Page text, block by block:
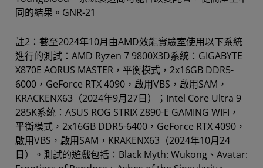
同的結果。GNR-21
註2：截至2024年10月由AMD效能實驗室使用以下系統
進行的測試：AMD Ryzen 7 9800X3D系統：GIGABYTE
X870E AORUS MASTER，平衡模式，2x16GB DDR5-
6000，GeForce RTX 4090，啟用VBS，啟用SAM，
KRACKENX63（2024年9月27日）；Intel Core Ultra 9
285K系統：ASUS ROG STRIX Z890-E GAMING WIFI，
平衡模式，2x16GB DDR5-6400，GeForce RTX 4090，
啟用VBS，啟用SAM，KRAKENX63（2024年10月24
日）。測試的遊戲包括：Black Myth: Wukong、Avatar: